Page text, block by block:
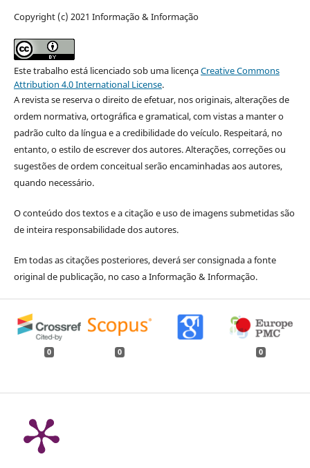
Copyright (c) 2021 Informação & Informação
Este trabalho está licenciado sob uma licençaCreative Commons
Attribution 4.0 International License.
A revista se reserva o direito de efetuar, nos originais, alterações de
ordem normativa, ortográfica e gramatical, com vistas a manter o
padrão culto da língua e a credibilidade do veículo. Respeitará, no
entanto, o estilo de escrever dos autores. Alterações, correções ou
sugestões de ordem conceitual serão encaminhadas aos autores,
quando necessário.
O conteúdo dos textos e a citação e uso de imagens submetidas são
de inteira responsabilidade dos autores.
Em todas as citações posteriores, deverá ser consignada a fonte
original de publicação, no caso a Informação & Informação.
0 0 0